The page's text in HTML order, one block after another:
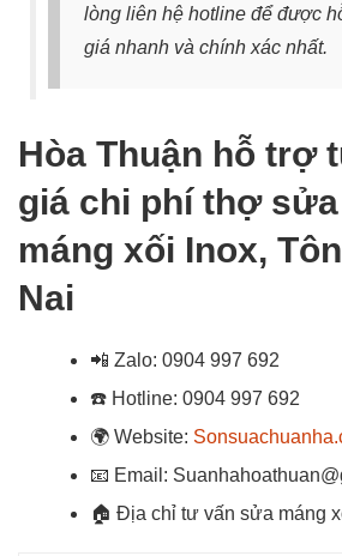
lòng liên hệ hotline để được
giá nhanh và chính xác nhất.
Hòa Thuận hỗ trợ
giá chi phí thợ
máng xối Inox,
Nai
📲 Zalo: 0904 997 692
☎️ Hotline: 0904 997 692
🌍 Website:
📧 Email:
🏠 Địa chỉ tư vấn sửa máng